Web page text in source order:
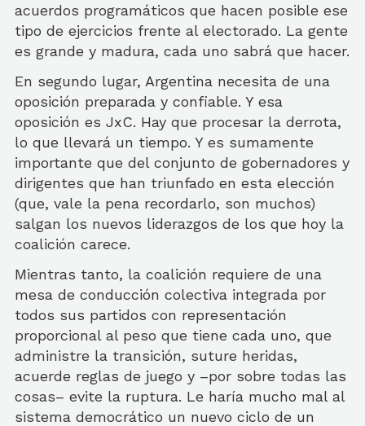
acuerdos programáticos que hacen posible ese
tipo de ejercicios frente al electorado. La gente
es grande y madura, cada uno sabrá que hacer.
En segundo lugar, Argentina necesita de una
oposición preparada y confiable. Y esa
oposición es JxC. Hay que procesar la derrota,
lo que llevará un tiempo. Y es sumamente
importante que del conjunto de gobernadores y
dirigentes que han triunfado en esta elección
(que, vale la pena recordarlo, son muchos)
salgan los nuevos liderazgos de los que hoy la
coalición carece.
Mientras tanto, la coalición requiere de una
mesa de conducción colectiva integrada por
todos sus partidos con representación
proporcional al peso que tiene cada uno, que
administre la transición, suture heridas,
acuerde reglas de juego y –por sobre todas las
cosas– evite la ruptura. Le haría mucho mal al
sistema democrático un nuevo ciclo de un